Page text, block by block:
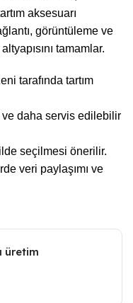
aksesuarı
görüntüleme ve
tamamlar.
tarafında tartım
ve daha servis edilebilir
seçilmesi önerilir.
veri paylaşımı ve
üretim